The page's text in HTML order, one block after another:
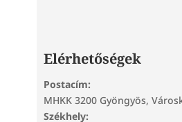
Elérhetőségek
Postacím:
MHKK 3200 Gyöngyös,
Székhely: